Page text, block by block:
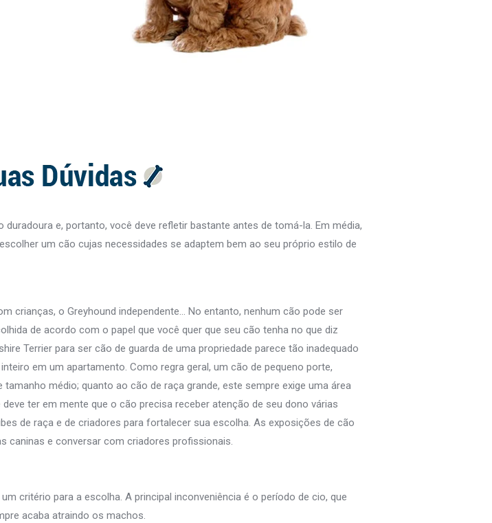
e, portanto, você deve refletir bastante antes de tomá-la. Em média,
um cão cujas necessidades se adaptem bem ao seu próprio estilo de
crianças, o Greyhound independente… No entanto, nenhum cão pode ser
de acordo com o papel que você quer que seu cão tenha no que diz
Terrier para ser cão de guarda de uma propriedade parece tão inadequado
em um apartamento. Como regra geral, um cão de pequeno porte,
médio; quanto ao cão de raça grande, este sempre exige uma área
ter em mente que o cão precisa receber atenção de seu dono várias
de raça e de criadores para fortalecer sua escolha. As exposições de cão
caninas e conversar com criadores profissionais.
critério para a escolha. A principal inconveniência é o período de cio, que
acaba atraindo os machos.